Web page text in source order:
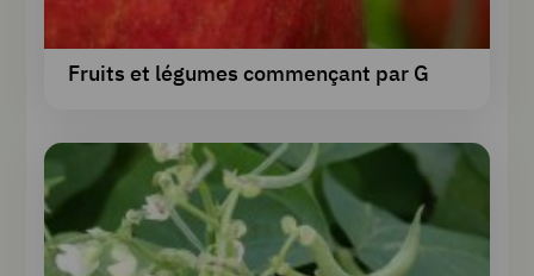
Fruits et légumes commençant par G